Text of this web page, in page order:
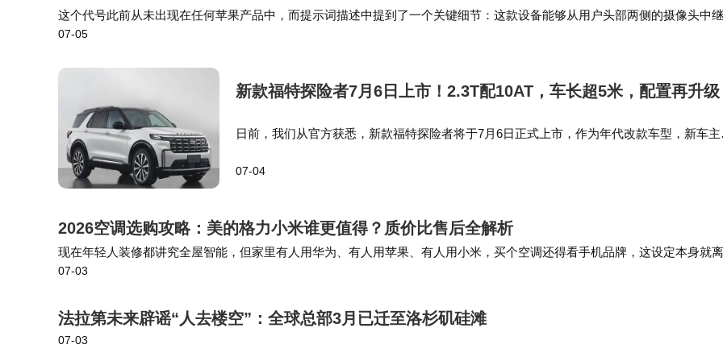
这个代号此前从未出现在任何苹果产品中，而提示词描述中提到了一个关键细节：这款设备能够从用户头部两侧的摄像头中
张图像。现在 iOS 27 的代码中就已经出现了相关设备的引用，说明硬件研发和系统适配正在同步推…
07-05
新款福特探险者7月6日上市！2.3T配10AT，车长超5米，配置再升级
日前，我们从官方获悉，新款福特探险者将于7月6日正式上市，作为年代改款车型，新车主
售价区间为30.98-39.98万元。外观…
07-04
2026空调选购攻略：美的格力小米谁更值得？质价比售后全解析
现在年轻人装修都讲究全屋智能，但家里有人用华为、有人用苹果、有人用小米，买个空调还得看手机品牌，这设定本身就离
谱。美的把双排铜管、美芝压缩机、无风感技术、全屋智能不挑平台、中央空调十年延保、12000个网点…
07-03
法拉第未来辟谣“人去楼空”：全球总部3月已迁至洛杉矶硅滩
07-03